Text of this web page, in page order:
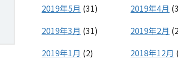
2019年5月 (31) 2019年4月
2019年3月 (31) 2019年2月
2019年1月 (2) 2018年12月